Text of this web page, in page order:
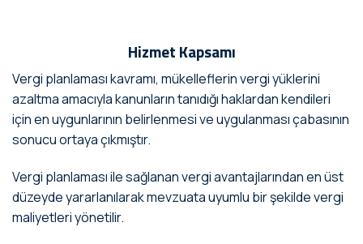
Hizmet Kapsamı
Vergi planlaması kavramı, mükelleflerin vergi yüklerini
azaltma amacıyla kanunların tanıdığı haklardan kendileri
için en uygunlarının belirlenmesi ve uygulanması çabasının
sonucu ortaya çıkmıştır.
Vergi planlaması ile sağlanan vergi avantajlarından en üst
düzeyde yararlanılarak mevzuata uyumlu bir şekilde vergi
maliyetleri yönetilir.